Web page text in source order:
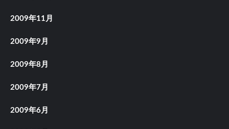
2009年11月
2009年9月
2009年8月
2009年7月
2009年6月